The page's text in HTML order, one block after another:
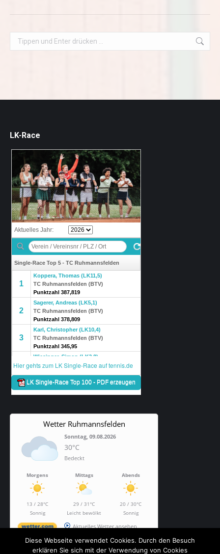
Search:
LK-Race
Wetter Ruhmannsfelden
Sonntag, 09.08.2026
30°C
Bedeckt
Morgens
13 / 28°C
Sonnig
Mittags
29 / 31°C
Leicht bewölkt
Abends
20 / 30°C
Sonnig
Aktuelles Wetter ansehen
Diese Webseite verwendet Cookies. Durch den Besuch
erklären Sie sich mit der Verwendung von Cookies